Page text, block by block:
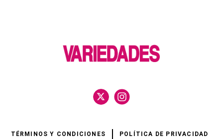
TÉRMINOS Y CONDICIONES POLÍTICA DE PRIVACIDAD